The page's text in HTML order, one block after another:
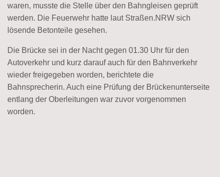
waren, musste die Stelle über den Bahngleisen geprüft
werden. Die Feuerwehr hatte laut Straßen.NRW sich
lösende Betonteile gesehen.
Die Brücke sei in der Nacht gegen 01.30 Uhr für den
Autoverkehr und kurz darauf auch für den Bahnverkehr
wieder freigegeben worden, berichtete die
Bahnsprecherin. Auch eine Prüfung der Brückenunterseite
entlang der Oberleitungen war zuvor vorgenommen
worden.